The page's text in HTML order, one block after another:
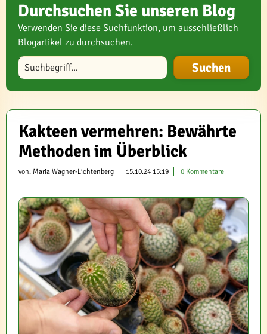
Durchsuchen Sie unseren Blog
Verwenden Sie diese Suchfunktion, um ausschließlich
Blogartikel zu durchsuchen.
Blog durchsuchen
Kakteen vermehren: Bewährte
Methoden im Überblick
von: Maria Wagner-Lichtenberg 15.10.24 15:19 0 Kommentare